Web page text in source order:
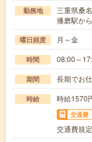
勤務地
三重県桑
播磨駅か
曜日頻度 月～金
時間 08:00～
期間 長期でお
時給 時給1570
交通費
交通費規